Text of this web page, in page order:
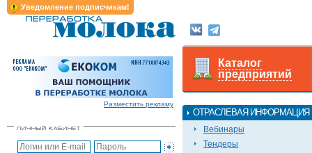
Уведомление подписчикам!
Разместить рекламу
Каталог
предприятий
ОТРАСЛЕВАЯ ИНФОРМАЦИЯ
Вебинары
Тендеры